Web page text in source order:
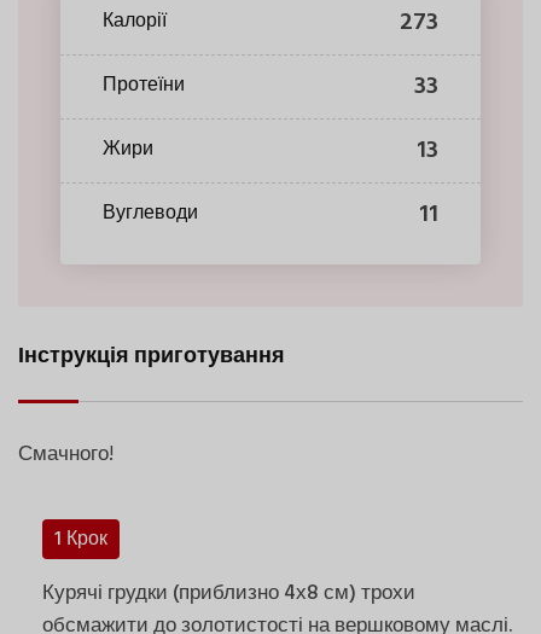
Калорії 273
Протеїни 33
Жири 13
Вуглеводи 11
Інструкція приготування
Смачного!
1 Крок
Курячі грудки (приблизно 4х8 см) трохи
обсмажити до золотистості на вершковому маслі.